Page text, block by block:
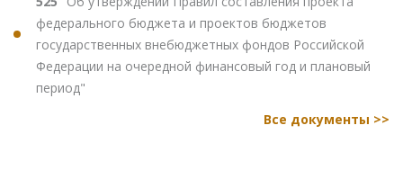
федерального бюджета и проектов бюджетов
государственных внебюджетных фондов Российской
Федерации на очередной финансовый год и плановый
период"
Все документы >>